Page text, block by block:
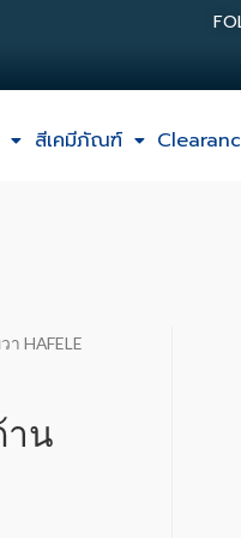
สีเคมีภัณฑ์
HAFELE
าน